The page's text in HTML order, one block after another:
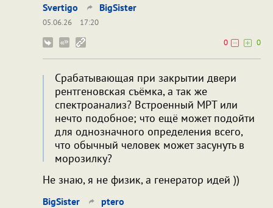
Svertigo BigSister
05.06.26
17:20
0
0
Срабатывающая при закрытии двери
рентгеновская съёмка, а так же
спектроанализ? Встроенный МРТ или
нечто подобное; что ещё может подойти
для однозначного определения всего,
что обычный человек может засунуть в
морозилку?
Не знаю, я не физик, а генератор идей ))
BigSister ptero